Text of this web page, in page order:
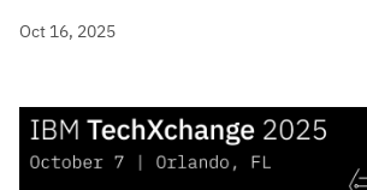
Oct 16, 2025